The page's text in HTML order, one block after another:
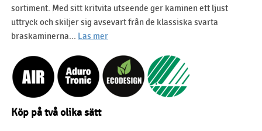
sortiment. Med sitt kritvita utseende ger kaminen ett ljust
uttryck och skiljer sig avsevärt från de klassiska svarta
braskaminerna... Läs mer
Köp på två olika sätt